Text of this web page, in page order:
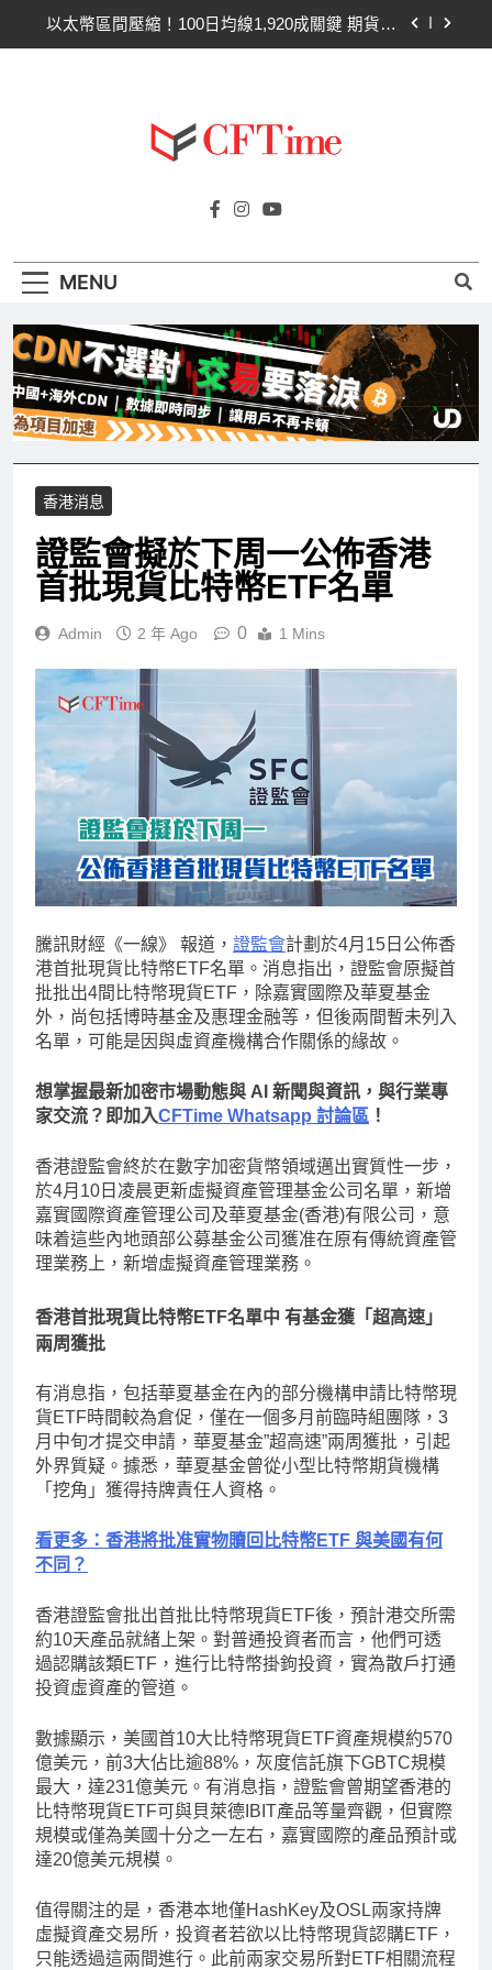
以太幣區間壓縮！100日均線1,920成關鍵 期貨槓
比特幣ETF三日吸金6.26億美元！貝萊德IBIT獨佔
4.79億，華爾街重拾信心
以太幣區間壓縮！100日均線1,920成關鍵 期貨槓
比特幣收復64000美元！拋售三日即反轉！短期持
4.79億，華爾街重拾信心
CLARITY法案最後闖關！開發者免責與總統道德條
款成兩大障礙
Cftime.io
AI（ChatGPT）、區塊鏈、NFT、加密貨
MENU
香港消息
證監會擬於下周一公佈香港
首批現貨比特幣ETF名單
Admin 2 年 Ago 0 1 Mins
騰訊財經《一線》 報道， 證監會計劃於4月15日公佈香
港首批現貨比特幣ETF名單。消息指出，證監會原擬首
批批出4間比特幣現貨ETF，除嘉實國際及華夏基金
外，尚包括博時基金及惠理金融等，但後兩間暫未列入
名單，可能是因與虛資產機構合作關係的緣故。
想掌握最新加密市場動態與 AI 新聞與資訊，與行業專
家交流？即加入CFTime Whatsapp 討論區 ！
香港證監會終於在數字加密貨幣領域邁出實質性一步，
於4月10日凌晨更新虛擬資產管理基金公司名單，新增
嘉實國際資產管理公司及華夏基金(香港)有限公司，意
味着這些內地頭部公募基金公司獲准在原有傳統資產管
理業務上，新增虛擬資產管理業務。
香港首批現貨比特幣ETF名單中 有基金獲「超高速」
兩周獲批
有消息指，包括華夏基金在內的部分機構申請比特幣現
貨ETF時間較為倉促，僅在一個多月前臨時組團隊，3
月中旬才提交申請，華夏基金”超高速”兩周獲批，引起
外界質疑。據悉，華夏基金曾從小型比特幣期貨機構
「挖角」獲得持牌責任人資格。
看更多：香港將批准實物贖回比特幣ETF 與美國有何
不同？
香港證監會批出首批比特幣現貨ETF後，預計港交所需
約10天產品就緒上架。對普通投資者而言，他們可透
過認購該類ETF，進行比特幣掛鉤投資，實為散戶打通
投資虛資產的管道。
數據顯示，美國首10大比特幣現貨ETF資產規模約570
億美元，前3大佔比逾88%，灰度信託旗下GBTC規模
最大，達231億美元。有消息指，證監會曾期望香港的
比特幣現貨ETF可與貝萊德IBIT產品等量齊觀，但實際
規模或僅為美國十分之一左右，嘉實國際的產品預計或
達20億美元規模。
值得關注的是，香港本地僅HashKey及OSL兩家持牌
虛擬資產交易所，投資者若欲以比特幣現貨認購ETF，
只能透過這兩間進行。此前兩家交易所對ETF相關流程